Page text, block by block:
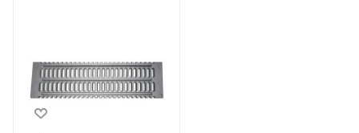
61
Высота, мм
250